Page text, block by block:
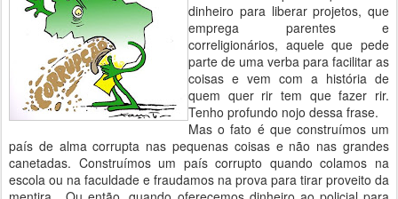
dinheiro para liberar projetos, que
emprega parentes e
correligionários, aquele que pede
parte de uma verba para facilitar as
coisas e vem com a história de
quem quer rir tem que fazer rir.
Tenho profundo nojo dessa frase.
Mas o fato é que construímos um
país de alma corrupta nas pequenas coisas e não nas grandes
canetadas. Construímos um país corrupto quando colamos na
escola ou na faculdade e fraudamos na prova para tirar proveito da